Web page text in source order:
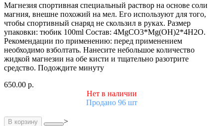
Магнезия спортивная специальный раствор на основе соли
магния, внешне похожий на мел. Его используют для того,
чтобы спортивный снаряд не скользил в руках. Размер
упаковки: тюбик 100ml Состав: 4MgCO3*Mg(OH)2*4H2O.
Рекомендации по применению: перед применением
необходимо взболтать. Нанесите небольшое количество
жидкой магнезии на обе кисти и тщательно разотрите
средство. Подождите минуту
650.00 р.
Нет в наличии
Продано 96 шт
В корзину >